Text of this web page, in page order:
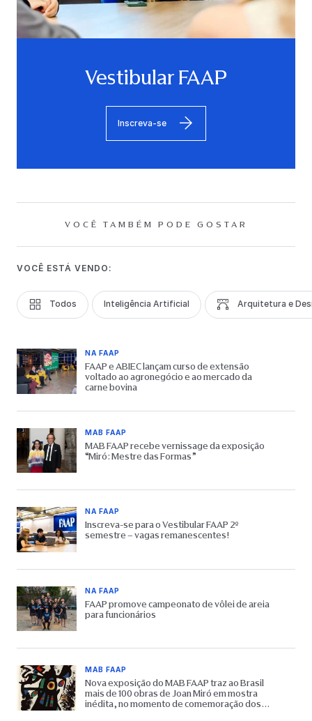
Vestibular FAAP
Inscreva-se
VOCÊ TAMBÉM PODE GOSTAR
VOCÊ ESTÁ VENDO:
Todos Inteligência Artificial Arquitetura e
NA FAAP
FAAP e ABIEC lançam curso de extensão
voltado ao agronegócio e ao mercado da
carne bovina
MAB FAAP
MAB FAAP recebe vernissage da exposição
“Miró: Mestre das Formas”
NA FAAP
Inscreva-se para o Vestibular FAAP 2º
semestre – vagas remanescentes!
NA FAAP
FAAP promove campeonato de vôlei de areia
para funcionários
MAB FAAP
Nova exposição do MAB FAAP traz ao Brasil
mais de 100 obras de Joan Miró em mostra
inédita, no momento de comemoração dos